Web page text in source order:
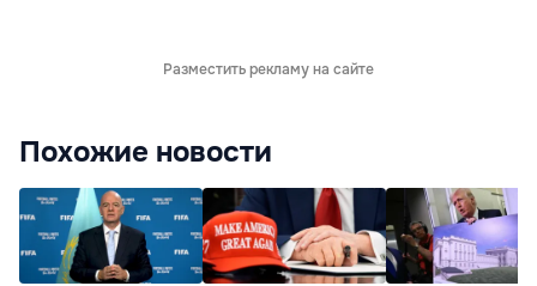
Разместить рекламу на сайте
Похожие новости